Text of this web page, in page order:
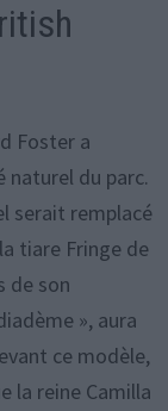
Foster a
naturel du parc.
serait remplacé
tiare Fringe de
de son
», aura
ce modèle,
la reine Camilla